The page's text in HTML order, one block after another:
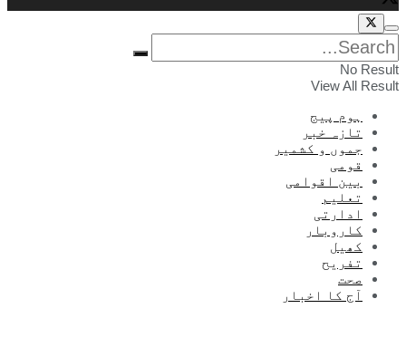
No Result
View All Result
ہوم پیج
تازہ خبر
جموں و کشمیر
قومی
بین اقوامی
تعلیم
ادارتی
کاروبار
کھیل
تفریح
صحت
آج کا اخبار